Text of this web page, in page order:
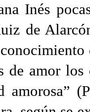
Inés
de
de amor
amorosa”